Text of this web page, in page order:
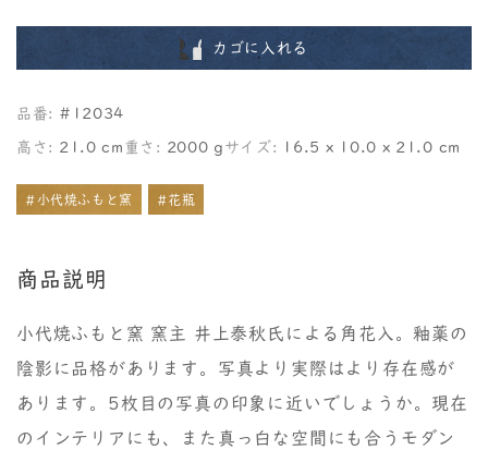
カゴに入れる
品番: #12034
高さ: 21.0 cm 重さ: 2000 g サイズ: 16.5 x 10.0 x 21.0 cm
#小代焼ふもと窯 #花瓶
商品説明
小代焼ふもと窯 窯主 井上泰秋氏による角花入。釉薬の
陰影に品格があります。写真より実際はより存在感が
あります。5枚目の写真の印象に近いでしょうか。現在
のインテリアにも、また真っ白な空間にも合うモダン